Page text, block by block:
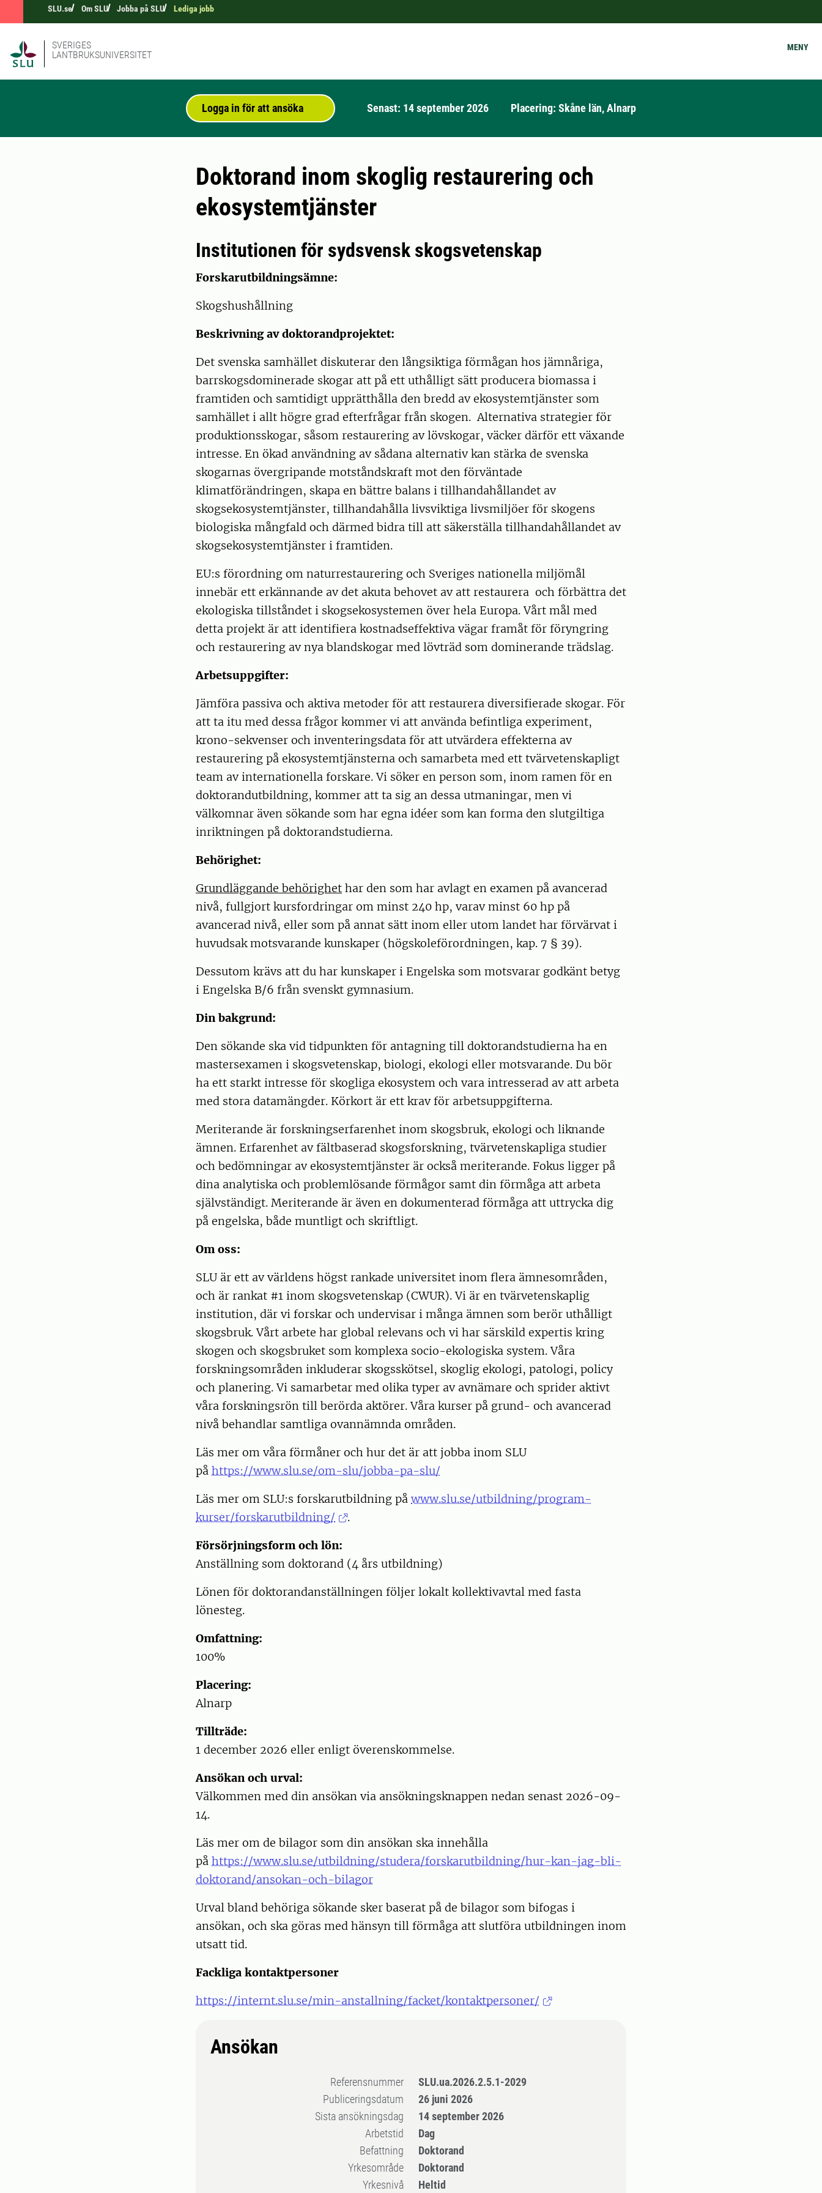
SLU.se Om SLU Jobba på SLU Lediga jobb
SVERIGES
LANTBRUKSUNIVERSITET
MENY
Logga in för att ansöka Senast: 14 september 2026 Placering: Skåne län, Alnarp
Doktorand inom skoglig restaurering och
ekosystemtjänster
Institutionen för sydsvensk skogsvetenskap
Forskarutbildningsämne:
Skogshushållning
Beskrivning av doktorandprojektet:
Det svenska samhället diskuterar den långsiktiga förmågan hos jämnåriga,
barrskogsdominerade skogar att på ett uthålligt sätt producera biomassa i
framtiden och samtidigt upprätthålla den bredd av ekosystemtjänster som
samhället i allt högre grad efterfrågar från skogen. Alternativa strategier för
produktionsskogar, såsom restaurering av lövskogar, väcker därför ett växande
intresse. En ökad användning av sådana alternativ kan stärka de svenska
skogarnas övergripande motståndskraft mot den förväntade
klimatförändringen, skapa en bättre balans i tillhandahållandet av
skogsekosystemtjänster, tillhandahålla livsviktiga livsmiljöer för skogens
biologiska mångfald och därmed bidra till att säkerställa tillhandahållandet av
skogsekosystemtjänster i framtiden.
EU:s förordning om naturrestaurering och Sveriges nationella miljömål
innebär ett erkännande av det akuta behovet av att restaurera och förbättra det
ekologiska tillståndet i skogsekosystemen över hela Europa. Vårt mål med
detta projekt är att identifiera kostnadseffektiva vägar framåt för föryngring
och restaurering av nya blandskogar med lövträd som dominerande trädslag.
Arbetsuppgifter:
Jämföra passiva och aktiva metoder för att restaurera diversifierade skogar. För
att ta itu med dessa frågor kommer vi att använda befintliga experiment,
krono-sekvenser och inventeringsdata för att utvärdera effekterna av
restaurering på ekosystemtjänsterna och samarbeta med ett tvärvetenskapligt
team av internationella forskare. Vi söker en person som, inom ramen för en
doktorandutbildning, kommer att ta sig an dessa utmaningar, men vi
välkomnar även sökande som har egna idéer som kan forma den slutgiltiga
inriktningen på doktorandstudierna.
Behörighet:
Grundläggande behörighet har den som har avlagt en examen på avancerad
nivå, fullgjort kursfordringar om minst 240 hp, varav minst 60 hp på
avancerad nivå, eller som på annat sätt inom eller utom landet har förvärvat i
huvudsak motsvarande kunskaper (högskoleförordningen, kap. 7 § 39).
Dessutom krävs att du har kunskaper i Engelska som motsvarar godkänt betyg
i Engelska B/6 från svenskt gymnasium.
Din bakgrund:
Den sökande ska vid tidpunkten för antagning till doktorandstudierna ha en
mastersexamen i skogsvetenskap, biologi, ekologi eller motsvarande. Du bör
ha ett starkt intresse för skogliga ekosystem och vara intresserad av att arbeta
med stora datamängder. Körkort är ett krav för arbetsuppgifterna.
Meriterande är forskningserfarenhet inom skogsbruk, ekologi och liknande
ämnen. Erfarenhet av fältbaserad skogsforskning, tvärvetenskapliga studier
och bedömningar av ekosystemtjänster är också meriterande. Fokus ligger på
dina analytiska och problemlösande förmågor samt din förmåga att arbeta
självständigt. Meriterande är även en dokumenterad förmåga att uttrycka dig
på engelska, både muntligt och skriftligt.
Om oss:
SLU är ett av världens högst rankade universitet inom flera ämnesområden,
och är rankat #1 inom skogsvetenskap (CWUR). Vi är en tvärvetenskaplig
institution, där vi forskar och undervisar i många ämnen som berör uthålligt
skogsbruk. Vårt arbete har global relevans och vi har särskild expertis kring
skogen och skogsbruket som komplexa socio-ekologiska system. Våra
forskningsområden inkluderar skogsskötsel, skoglig ekologi, patologi, policy
och planering. Vi samarbetar med olika typer av avnämare och sprider aktivt
våra forskningsrön till berörda aktörer. Våra kurser på grund- och avancerad
nivå behandlar samtliga ovannämnda områden.
Läs mer om våra förmåner och hur det är att jobba inom SLU
på https://www.slu.se/om-slu/jobba-pa-slu/
Läs mer om SLU:s forskarutbildning på www.slu.se/utbildning/program-
kurser/forskarutbildning/
.
Försörjningsform och lön:
Anställning som doktorand (4 års utbildning)
Lönen för doktorandanställningen följer lokalt kollektivavtal med fasta
lönesteg.
Omfattning:
100%
Placering:
Alnarp
Tillträde:
1 december 2026 eller enligt överenskommelse.
Ansökan och urval:
Välkommen med din ansökan via ansökningsknappen nedan senast 2026-09-
14.
Läs mer om de bilagor som din ansökan ska innehålla
på https://www.slu.se/utbildning/studera/forskarutbildning/hur-kan-jag-bli-
doktorand/ansokan-och-bilagor
Urval bland behöriga sökande sker baserat på de bilagor som bifogas i
ansökan, och ska göras med hänsyn till förmåga att slutföra utbildningen inom
utsatt tid.
Fackliga kontaktpersoner
https://internt.slu.se/min-anstallning/facket/kontaktpersoner/
Ansökan
Referensnummer
SLU.ua.2026.2.5.1-2029
Publiceringsdatum
26 juni 2026
Sista ansökningsdag
14 september 2026
Arbetstid
Dag
Befattning
Doktorand
Yrkesområde
Doktorand
Yrkesnivå
Heltid